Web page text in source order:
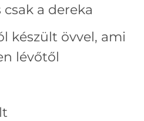
a dereka
készült övvel, ami
lévőtől